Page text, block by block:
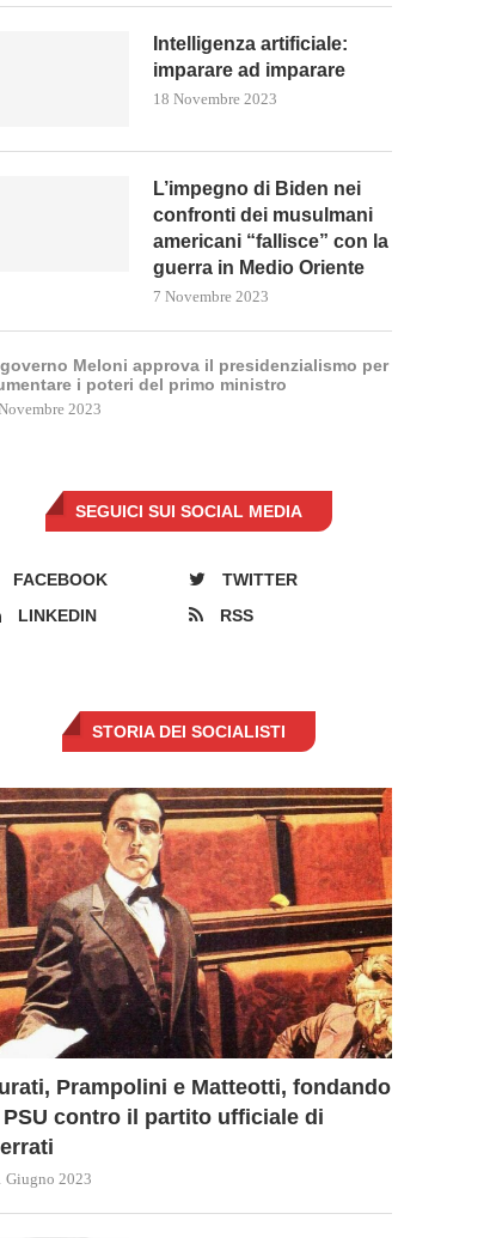
Intelligenza artificiale:
imparare ad imparare
18 Novembre 2023
L’impegno di Biden nei
confronti dei musulmani
americani “fallisce” con la
guerra in Medio Oriente
7 Novembre 2023
Meloni approva il presidenzialismo per
i poteri del primo ministro
2023
SEGUICI SUI SOCIAL MEDIA
FACEBOOK
TWITTER
LINKEDIN
RSS
STORIA DEI SOCIALISTI
Prampolini e Matteotti, fondando
contro il partito ufficiale di
Giugno 2023